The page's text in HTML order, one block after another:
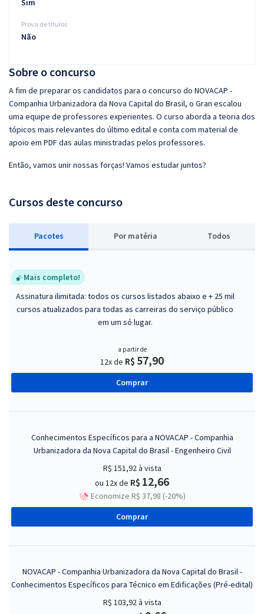
Sobre o concurso
A fim de preparar os candidatos para o concurso do NOVACAP -
Companhia Urbanizadora da Nova Capital do Brasil, o Gran escalou
uma equipe de professores experientes. O curso aborda a teoria dos
tópicos mais relevantes do último edital e conta com material de
apoio em PDF das aulas ministradas pelos professores.
Então, vamos unir nossas forças! Vamos estudar juntos?
Cursos deste concurso
Pacotes Por matéria Todos
Mais completo!
Assinatura ilimitada: todos os cursos listados abaixo e + 25 mil
cursos atualizados para todas as carreiras do serviço público
em um só lugar.
a partir de
12x de R$ 57,90
Comprar
Conhecimentos Específicos para a NOVACAP - Companhia
Urbanizadora da Nova Capital do Brasil - Engenheiro Civil
R$ 151,92à vista
ou 12x de R$ 12,66
Economize R$ 37,98 (-20%)
Comprar
NOVACAP - Companhia Urbanizadora da Nova Capital do Brasil -
Conhecimentos Específicos para Técnico em Edificações (Pré-edital)
R$ 103,92à vista
Sim
Prova de títulos
Não